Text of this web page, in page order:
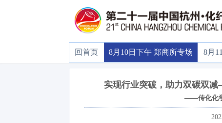
回首页 8月10日下午 郑商所专场 8月
实现行业突破，助力双碳双
——传化化